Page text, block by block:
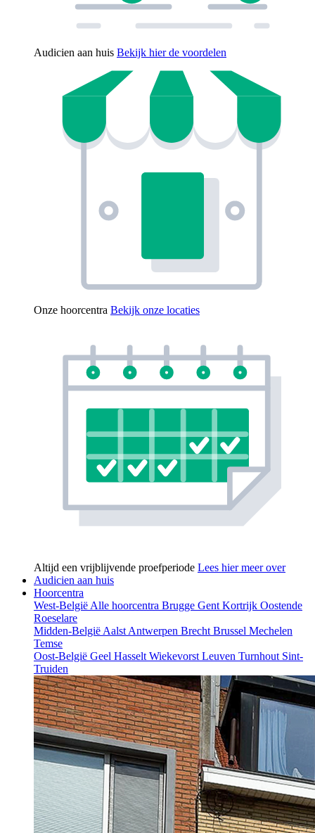
Audicien aan huis Bekijk hier de voordelen
Onze hoorcentra Bekijk onze locaties
Altijd een vrijblijvende proefperiode Lees hier meer over
Audicien aan huis
Hoorcentra
West-België Alle hoorcentra Brugge Gent Kortrijk Oostende
Roeselare
Midden-België Aalst Antwerpen Brecht Brussel Mechelen
Temse
Oost-België Geel Hasselt Wiekevorst Leuven Turnhout Sint-
Truiden